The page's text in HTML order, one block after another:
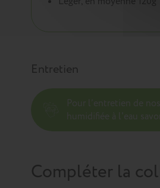
Entretien
Compléter la